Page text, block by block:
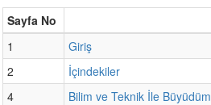
Sayfa No
1
Giriş
2
İçindekiler
4
Bilim ve Teknik İle Büyüdüm